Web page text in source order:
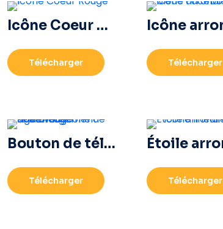
Icône Coeur Rouge – 1
Télécharger Télécharger
Bouton de téléchargement noir avec icône de signe rouge
Télécharger Télécharger